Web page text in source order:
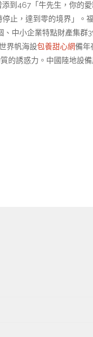
添到467「牛先生，你的
止，達到零的境界」。
、中小企業特點財產集群
界帆海設包養甜心網備年
的誘惑力。中國陸地設